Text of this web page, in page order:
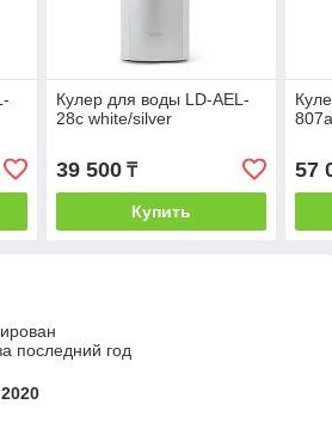
Кулер для воды LD-AEL-
28c white/silver
39 500₸
Купить
57
последний год